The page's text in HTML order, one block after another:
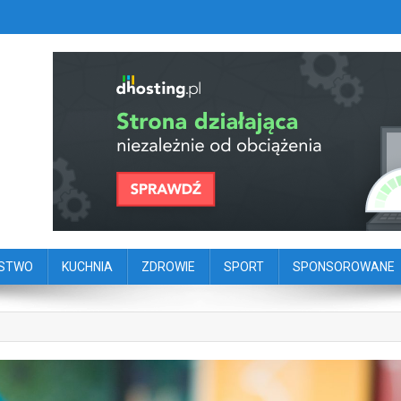
portal dziennikarstwa
KUCHNIA ZDROWIE SPORT SPONSOROWANE